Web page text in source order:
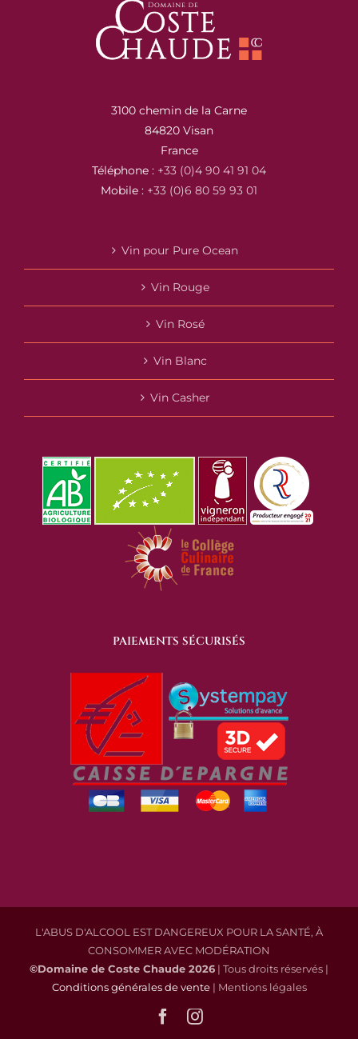
3100 chemin de la Carne
84820 Visan
France
Téléphone : +33 (0)4 90 41 91 04
Mobile : +33 (0)6 80 59 93 01
Vin pour Pure Ocean
Vin Rouge
Vin Rosé
Vin Blanc
Vin Casher
PAIEMENTS SÉCURISÉS
L'ABUS D'ALCOOL EST DANGEREUX POUR LA SANTÉ, À
CONSOMMER AVEC MODÉRATION
©Domaine de Coste Chaude 2026 | Tous droits réservés |
Conditions générales de vente| Mentions légales
FacebookInstagram